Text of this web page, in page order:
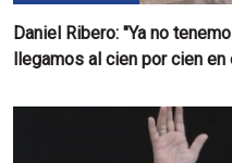
Daniel Ribero: "Ya no
llegamos al cien por cien